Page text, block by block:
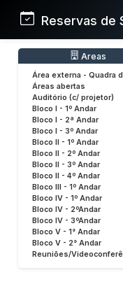
Reservas de
Areas
Área externa - Quadra
Áreas abertas
Auditório (c/ projetor)
Bloco I - 1º Andar
Bloco I - 2ª Andar
Bloco I - 3º Andar
Bloco II - 1º Andar
Bloco II - 2º Andar
Bloco II - 3º Andar
Bloco II - 4º Andar
Bloco III - 1º Andar
Bloco IV - 1º Andar
Bloco IV - 2ºAndar
Bloco IV - 3ºAndar
Bloco V - 1° Andar
Bloco V - 2° Andar
Reuniões/